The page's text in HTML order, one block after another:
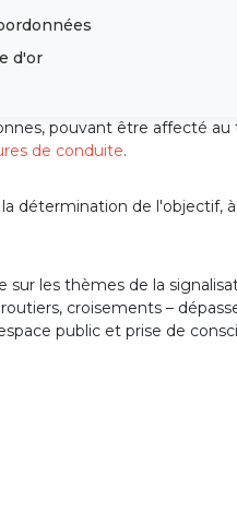
d'or
pouvant être affecté au
de conduite.
détermination de l'objectif,
sur les thèmes de la
croisements –
public et prise de